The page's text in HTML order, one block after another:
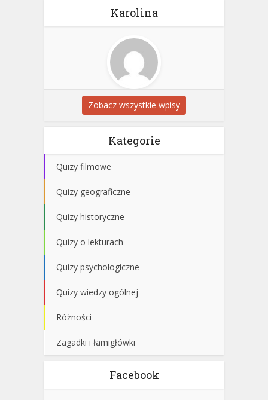
Karolina
Zobacz wszystkie wpisy
Kategorie
Quizy filmowe
Quizy geograficzne
Quizy historyczne
Quizy o lekturach
Quizy psychologiczne
Quizy wiedzy ogólnej
Różności
Zagadki i łamigłówki
Facebook